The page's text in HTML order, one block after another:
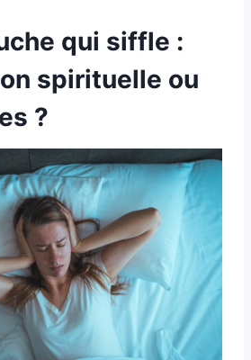
qui siffle :
spirituelle ou
?